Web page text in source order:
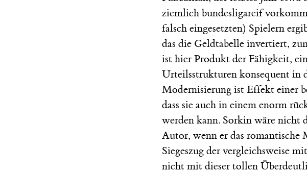
ziemlich bundesligareif
falsch eingesetzten) Spielern
das die Geldtabelle invertiert,
ist hier Produkt der Fähigkeit,
Urteilsstrukturen konsequent in
Modernisierung ist Effekt einer
dass sie auch in einem enorm
werden kann. Sorkin wäre nicht
Autor, wenn er das romantische
Siegeszug der vergleichsweise
nicht mit dieser tollen